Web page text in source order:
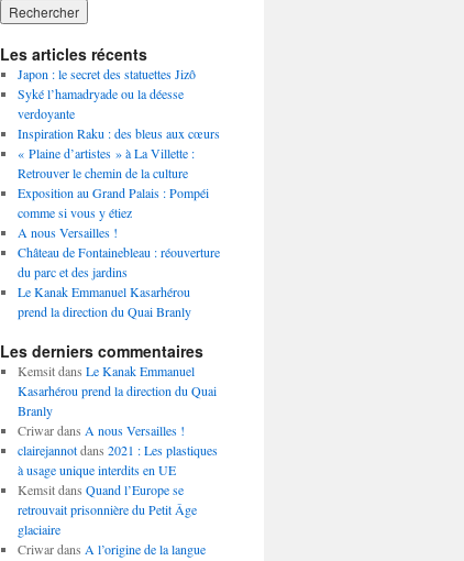
Les articles récents
Japon : le secret des statuettes Jizô
Syké l’hamadryade ou la déesse
verdoyante
Inspiration Raku : des bleus aux cœurs
« Plaine d’artistes » à La Villette :
Retrouver le chemin de la culture
Exposition au Grand Palais : Pompéi
comme si vous y étiez
A nous Versailles !
Château de Fontainebleau : réouverture
du parc et des jardins
Le Kanak Emmanuel Kasarhérou
prend la direction du Quai Branly
Les derniers commentaires
Kemsitdans Le Kanak Emmanuel
Kasarhérou prend la direction du Quai
Branly
Criwardans A nous Versailles !
clairejannotdans 2021 : Les plastiques
à usage unique interdits en UE
Kemsitdans Quand l’Europe se
retrouvait prisonnière du Petit Âge
glaciaire
Criwardans A l’origine de la langue